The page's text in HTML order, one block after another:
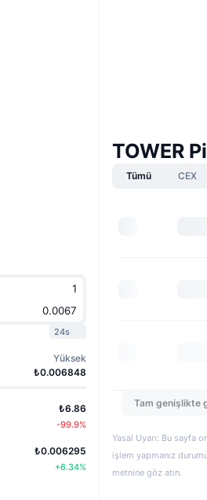
24s
Yüksek
₺0.006848
₺6.86
-99.9%
₺0.006295
+6.34%
TOWER
Tümü CEX
Tam genişlikte
Yasal Uyarı: Bu sayfa
işlem yapmanız
metnine göz atın.